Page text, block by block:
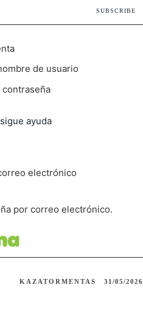
SUBSCRIBE
de usuario
contraseña
ayuda
electrónico
por correo electrónico.
KAZATORMENTAS 31/05/2026